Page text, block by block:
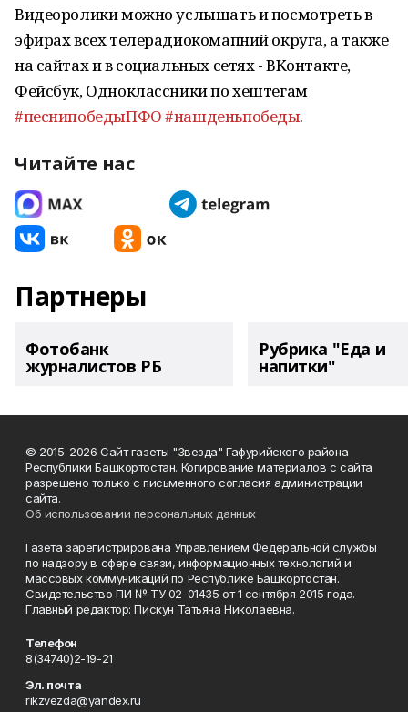
Видеоролики можно услышать и посмотреть в
эфирах всех телерадиокомапний округа, а также
на сайтах и в социальных сетях - ВКонтакте,
Фейсбук, Одноклассники по хештегам
#песнипобедыПФО#нашденьпобеды.
Читайте нас
Партнеры
Фотобанк
журналистов РБ
Рубрика "Еда и
напитки"
© 2015-2026 Сайт газеты "Звезда" Гафурийского района
Республики Башкортостан. Копирование материалов с сайта
разрешено только с письменного согласия администрации
сайта.
Об использовании персональных данных
Газета зарегистрирована Управлением Федеральной службы
по надзору в сфере связи, информационных технологий и
массовых коммуникаций по Республике Башкортостан.
Свидетельство ПИ № ТУ 02-01435 от 1 сентября 2015 года.
Главный редактор: Пискун Татьяна Николаевна.
Телефон
8(34740)2-19-21
Эл. почта
rikzvezda@yandex.ru